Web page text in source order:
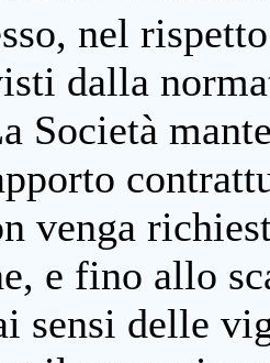
nel
dalla
Società
venga
e fino allo
sensi delle